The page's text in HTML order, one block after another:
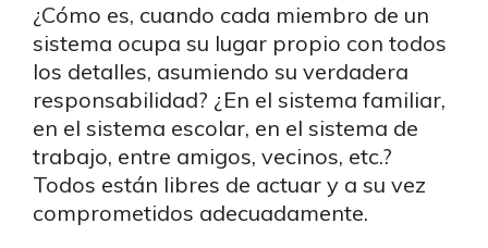
¿Cómo es, cuando cada miembro de un
sistema ocupa su lugar propio con todos
los detalles, asumiendo su verdadera
responsabilidad? ¿En el sistema familiar,
en el sistema escolar, en el sistema de
trabajo, entre amigos, vecinos, etc.?
Todos están libres de actuar y a su vez
comprometidos adecuadamente.